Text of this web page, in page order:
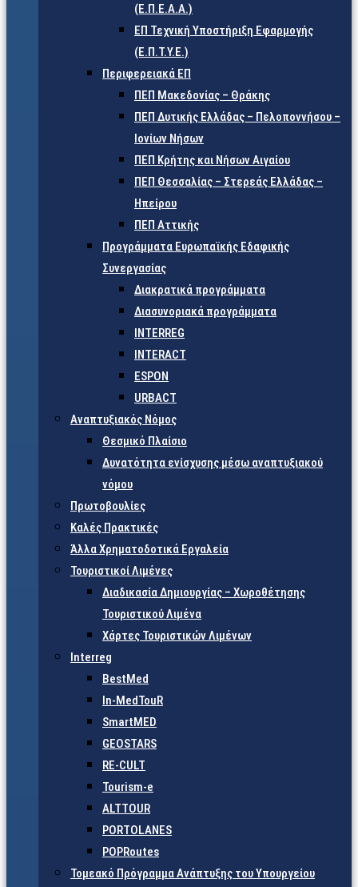
(Ε.Π.Ε.Α.Α.)
ΕΠ Τεχνική Υποστήριξη Εφαρμογής
(Ε.Π.Τ.Υ.Ε.)
Περιφερειακά ΕΠ
ΠΕΠ Μακεδονίας – Θράκης
ΠΕΠ Δυτικής Ελλάδας – Πελοποννήσου –
Ιονίων Νήσων
ΠΕΠ Κρήτης και Νήσων Αιγαίου
ΠΕΠ Θεσσαλίας – Στερεάς Ελλάδας –
Ηπείρου
ΠΕΠ Αττικής
Προγράμματα Ευρωπαϊκής Εδαφικής
Συνεργασίας
Διακρατικά προγράμματα
Διασυνοριακά προγράμματα
INTERREG
INTERACT
ESPON
URBACT
Αναπτυξιακός Νόμος
Θεσμικό Πλαίσιο
Δυνατότητα ενίσχυσης μέσω αναπτυξιακού
νόμου
Πρωτοβουλίες
Καλές Πρακτικές
Άλλα Χρηματοδοτικά Εργαλεία
Τουριστικοί Λιμένες
Διαδικασία Δημιουργίας – Χωροθέτησης
Τουριστικού Λιμένα
Χάρτες Τουριστικών Λιμένων
Interreg
BestMed
In-MedTouR
SmartMED
GEOSTARS
RE-CULT
Tourism-e
ALTTOUR
PORTOLANES
POPRoutes
Τομεακό Πρόγραμμα Ανάπτυξης του Υπουργείου